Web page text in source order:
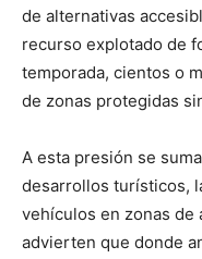
de alternativas
recurso explotado de
temporada, cientos o
de zonas protegidas
A esta presión se
desarrollos turísticos,
vehículos en zonas de
advierten que donde